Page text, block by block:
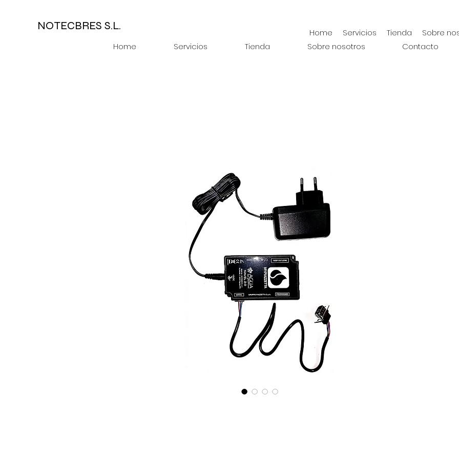
NOTECBRES S.L.
Home Servicios Tienda Sobre nosotros Contacto
Home Servicios Tienda Sobre